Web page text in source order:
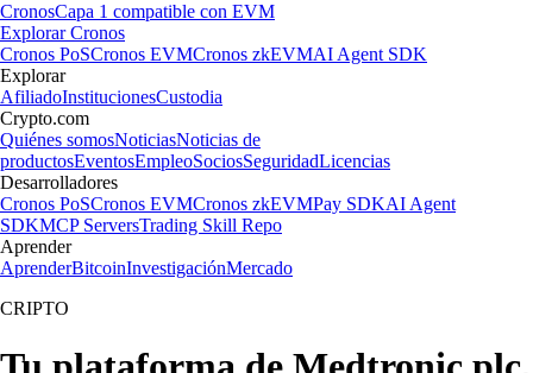
CronosCapa 1 compatible con EVM
Explorar Cronos
Cronos PoSCronos EVMCronos zkEVMAI Agent SDK
Explorar
AfiliadoInstitucionesCustodia
Crypto.com
Quiénes somosNoticiasNoticias de
productosEventosEmpleoSociosSeguridadLicencias
Desarrolladores
Cronos PoSCronos EVMCronos zkEVMPay SDKAI Agent
SDKMCP ServersTrading Skill Repo
Aprender
AprenderBitcoinInvestigaciónMercado
CRIPTO